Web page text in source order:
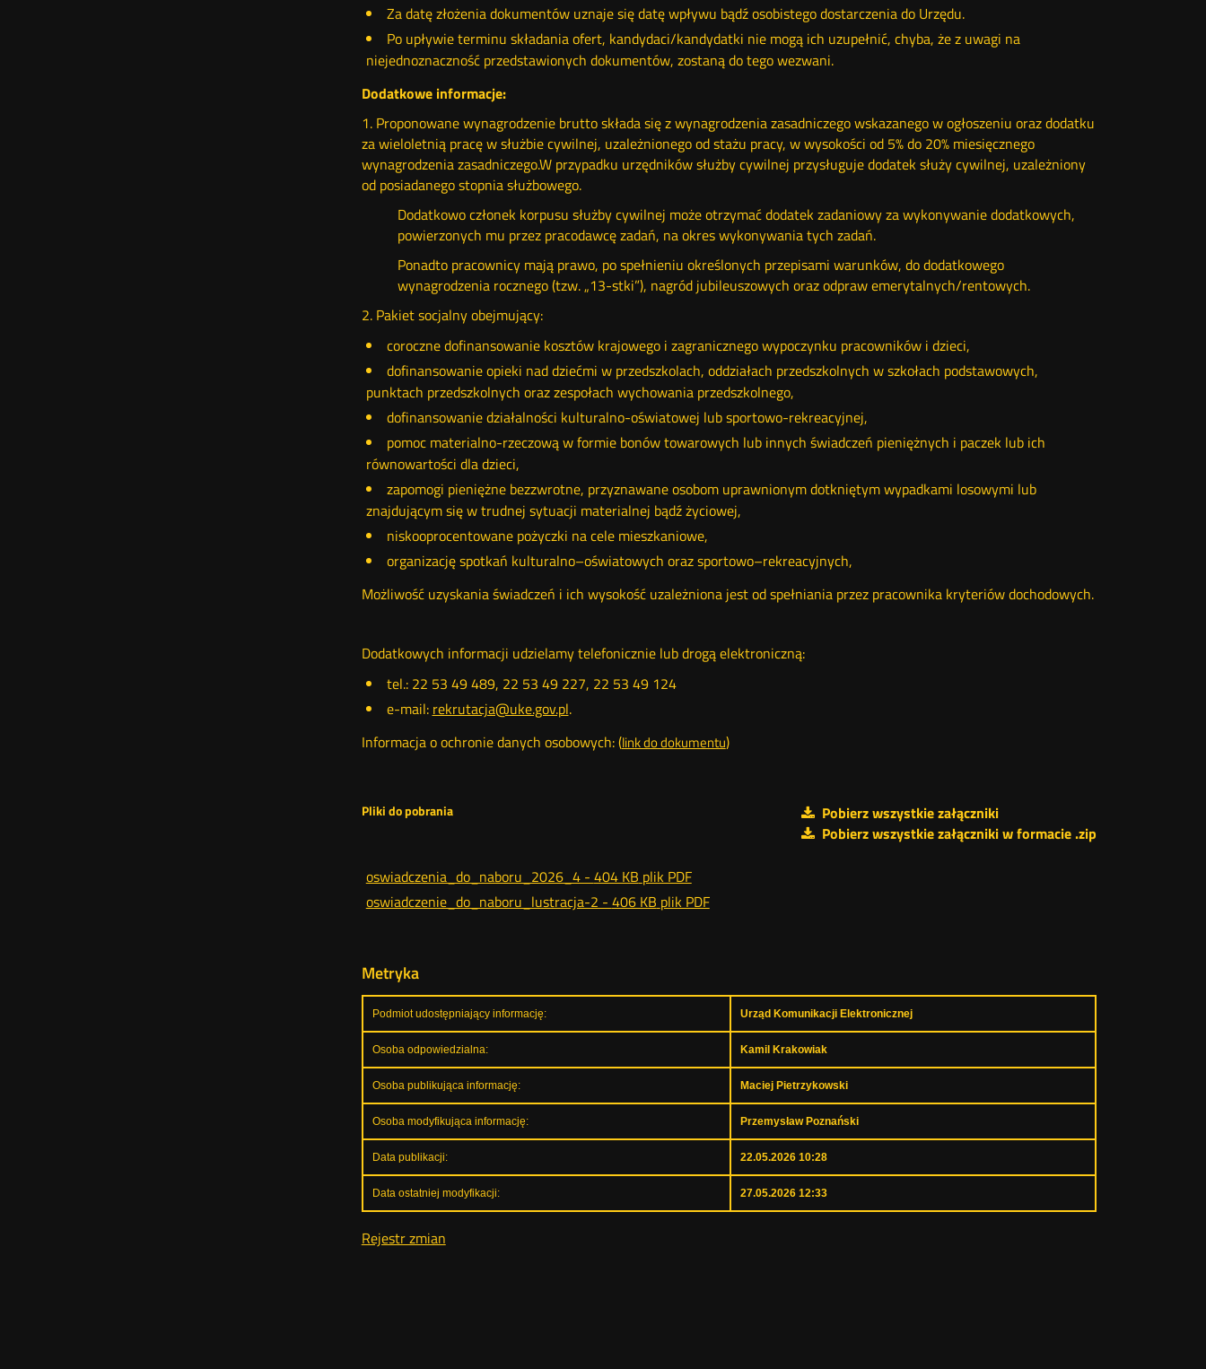
Za datę złożenia dokumentów uznaje się datę wpływu bądź osobistego dostarczenia do Urzędu.
Po upływie terminu składania ofert, kandydaci/kandydatki nie mogą ich uzupełnić, chyba, że z uwagi na
niejednoznaczność przedstawionych dokumentów, zostaną do tego wezwani.
Dodatkowe informacje:
1. Proponowane wynagrodzenie brutto składa się z wynagrodzenia zasadniczego wskazanego w ogłoszeniu oraz dodatku
za wieloletnią pracę w służbie cywilnej, uzależnionego od stażu pracy, w wysokości od 5% do 20% miesięcznego
wynagrodzenia zasadniczego.W przypadku urzędników służby cywilnej przysługuje dodatek służy cywilnej, uzależniony
od posiadanego stopnia służbowego.
Dodatkowo członek korpusu służby cywilnej może otrzymać dodatek zadaniowy za wykonywanie dodatkowych,
powierzonych mu przez pracodawcę zadań, na okres wykonywania tych zadań.
Ponadto pracownicy mają prawo, po spełnieniu określonych przepisami warunków, do dodatkowego
wynagrodzenia rocznego (tzw. „13-stki”), nagród jubileuszowych oraz odpraw emerytalnych/rentowych.
2. Pakiet socjalny obejmujący:
coroczne dofinansowanie kosztów krajowego i zagranicznego wypoczynku pracowników i dzieci,
dofinansowanie opieki nad dziećmi w przedszkolach, oddziałach przedszkolnych w szkołach podstawowych,
punktach przedszkolnych oraz zespołach wychowania przedszkolnego,
dofinansowanie działalności kulturalno-oświatowej lub sportowo-rekreacyjnej,
pomoc materialno-rzeczową w formie bonów towarowych lub innych świadczeń pieniężnych i paczek lub ich
równowartości dla dzieci,
zapomogi pieniężne bezzwrotne, przyznawane osobom uprawnionym dotkniętym wypadkami losowymi lub
znajdującym się w trudnej sytuacji materialnej bądź życiowej,
niskooprocentowane pożyczki na cele mieszkaniowe,
organizację spotkań kulturalno–oświatowych oraz sportowo–rekreacyjnych,
Możliwość uzyskania świadczeń i ich wysokość uzależniona jest od spełniania przez pracownika kryteriów dochodowych.
Dodatkowych informacji udzielamy telefonicznie lub drogą elektroniczną:
tel.: 22 53 49 489, 22 53 49 227, 22 53 49 124
e-mail: rekrutacja@uke.gov.pl.
Informacja o ochronie danych osobowych: (link do dokumentu)
Pliki do pobrania
Pobierz wszystkie załączniki
Pobierz wszystkie załączniki w formacie .zip
oswiadczenia_do_naboru_2026_4 - 404 KB plik PDF
oswiadczenie_do_naboru_lustracja-2 - 406 KB plik PDF
Metryka
Podmiot udostępniający informację: Urząd Komunikacji Elektronicznej
Osoba odpowiedzialna: Kamil Krakowiak
Osoba publikująca informację: Maciej Pietrzykowski
Osoba modyfikująca informację: Przemysław Poznański
Data publikacji: 22.05.2026 10:28
Data ostatniej modyfikacji: 27.05.2026 12:33
Rejestr zmian